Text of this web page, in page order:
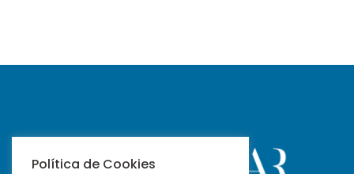
Política de Cookies